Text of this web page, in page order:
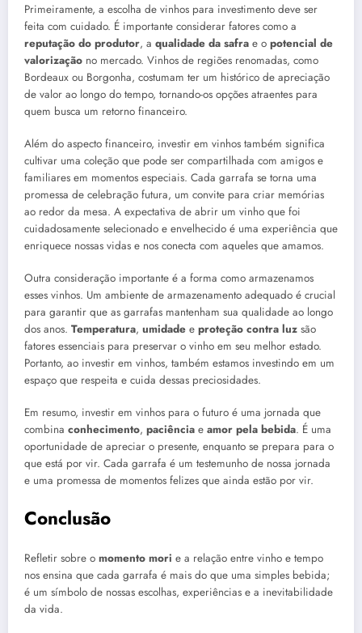
Primeiramente, a escolha de vinhos para investimento deve ser
feita com cuidado. É importante considerar fatores como a
reputação do produtor, a qualidade da safra e o potencial de
valorização no mercado. Vinhos de regiões renomadas, como
Bordeaux ou Borgonha, costumam ter um histórico de apreciação
de valor ao longo do tempo, tornando-os opções atraentes para
quem busca um retorno financeiro.
Além do aspecto financeiro, investir em vinhos também significa
cultivar uma coleção que pode ser compartilhada com amigos e
familiares em momentos especiais. Cada garrafa se torna uma
promessa de celebração futura, um convite para criar memórias
ao redor da mesa. A expectativa de abrir um vinho que foi
cuidadosamente selecionado e envelhecido é uma experiência que
enriquece nossas vidas e nos conecta com aqueles que amamos.
Outra consideração importante é a forma como armazenamos
esses vinhos. Um ambiente de armazenamento adequado é crucial
para garantir que as garrafas mantenham sua qualidade ao longo
dos anos. Temperatura, umidade e proteção contra luz são
fatores essenciais para preservar o vinho em seu melhor estado.
Portanto, ao investir em vinhos, também estamos investindo em um
espaço que respeita e cuida dessas preciosidades.
Em resumo, investir em vinhos para o futuro é uma jornada que
combina conhecimento, paciência e amor pela bebida. É uma
oportunidade de apreciar o presente, enquanto se prepara para o
que está por vir. Cada garrafa é um testemunho de nossa jornada
e uma promessa de momentos felizes que ainda estão por vir.
Conclusão
Refletir sobre o momento mori e a relação entre vinho e tempo
nos ensina que cada garrafa é mais do que uma simples bebida;
é um símbolo de nossas escolhas, experiências e a inevitabilidade
da vida.